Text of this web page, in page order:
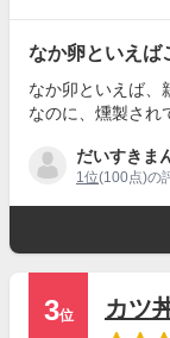
なか卵といえば
なか卯といえば、
なのに、燻製され
だいすきま
1位(100点)の
3位
カツ